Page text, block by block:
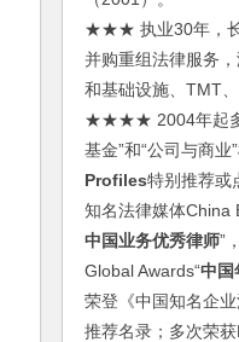
★★★ 执业30年，长
并购重组法律服务
和基础设施、TMT
★★★★ 2004年起
基金”和“公司与商
Profiles特别推荐或
知名法律媒体China
中国业务优秀律师”
Global Awards“中国
荣登《中国知名企
推荐名录；多次荣